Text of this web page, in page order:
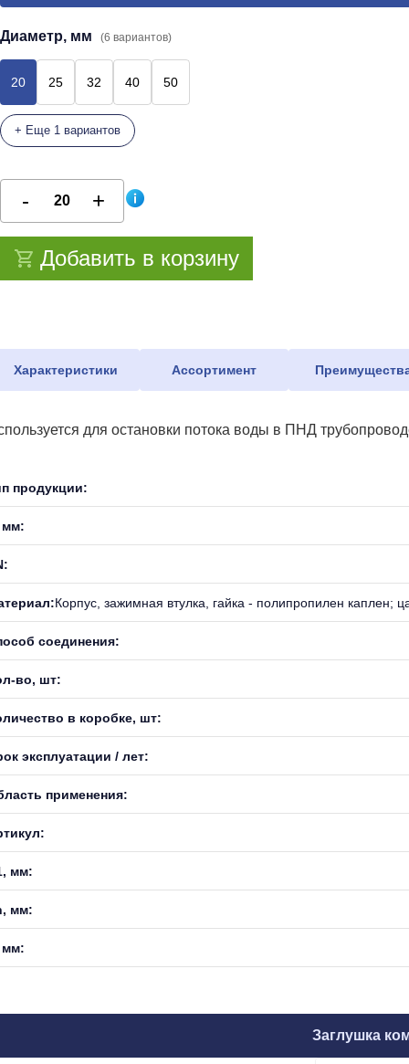
Диаметр, мм (6 вариантов)
20 25 32 40 50
+ Еще 1 вариантов
Добавить в корзину
Характеристики Ассортимент
для остановки потока воды в ПНД
продукции:
мм:
Корпус, зажимная втулка, гайка - полипропилен каплен;
соединения:
во, шт:
в коробке, шт:
эксплуатации / лет:
применения:
мм:
мм:
мм:
Заглушка